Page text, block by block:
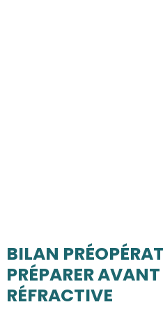
BILAN
PRÉPARER
RÉFRACTIVE